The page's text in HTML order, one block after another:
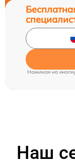
Нажимая на
Наш